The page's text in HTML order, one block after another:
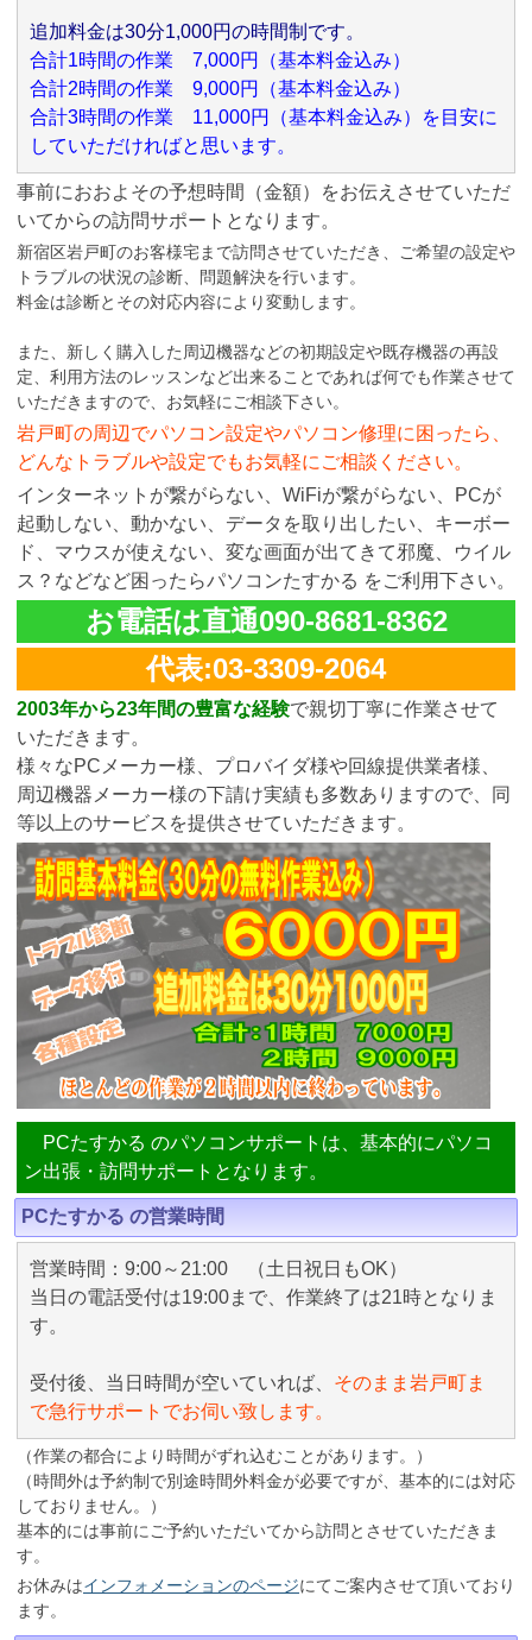
追加料金は30分1,000円の時間制です。
合計1時間の作業 7,000円（基本料金込み）
合計2時間の作業 9,000円（基本料金込み）
合計3時間の作業 11,000円（基本料金込み）を目安に
していただければと思います。
事前におおよその予想時間（金額）をお伝えさせていただ
いてからの訪問サポートとなります。
新宿区岩戸町のお客様宅まで訪問させていただき、ご希望の設定や
トラブルの状況の診断、問題解決を行います。
料金は診断とその対応内容により変動します。
また、新しく購入した周辺機器などの初期設定や既存機器の再設
定、利用方法のレッスンなど出来ることであれば何でも作業させて
いただきますので、お気軽にご相談下さい。
岩戸町の周辺でパソコン設定やパソコン修理に困ったら、
どんなトラブルや設定でもお気軽にご相談ください。
インターネットが繋がらない、WiFiが繋がらない、PCが
起動しない、動かない、データを取り出したい、キーボー
ド、マウスが使えない、変な画面が出てきて邪魔、ウイル
ス？などなど困ったらパソコンたすかる をご利用下さい。
お電話は直通090-8681-8362
代表:03-3309-2064
2003年から23年間の豊富な経験で親切丁寧に作業させて
いただきます。
様々なPCメーカー様、プロバイダ様や回線提供業者様、
周辺機器メーカー様の下請け実績も多数ありますので、同
等以上のサービスを提供させていただきます。
PCたすかる のパソコンサポートは、基本的にパソコ
ン出張・訪問サポートとなります。
PCたすかる の営業時間
営業時間：9:00～21:00 （土日祝日もOK）
当日の電話受付は19:00まで、作業終了は21時となりま
す。
受付後、当日時間が空いていれば、 そのまま岩戸町ま
で急行サポートでお伺い致します。
（作業の都合により時間がずれ込むことがあります。）
（時間外は予約制で別途時間外料金が必要ですが、基本的には対応
しておりません。）
基本的には事前にご予約いただいてから訪問とさせていただきま
す。
お休みはインフォメーションのページにてご案内させて頂いており
ます。